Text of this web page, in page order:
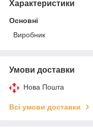
Характеристики
Основні
Виробник
Умови доставки
Нова Пошта
Всі умови доставки